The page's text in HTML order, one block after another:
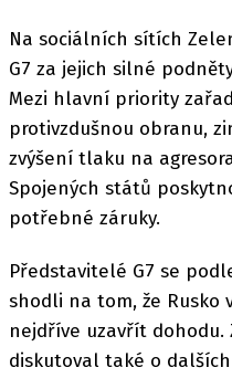
Na sociálních sítích
G7 za jejich silné
Mezi hlavní priority
protivzdušnou obranu,
zvýšení tlaku na
Spojených států
potřebné záruky.
Představitelé G7 se
shodli na tom, že Rusko
nejdříve uzavřít dohodu.
diskutoval také o